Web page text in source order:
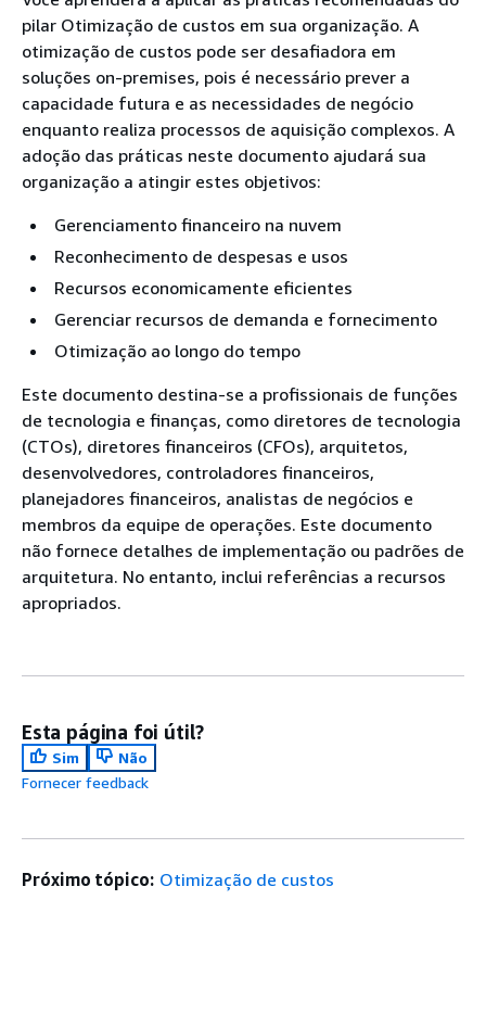
pilar Otimização de custos em sua organização. A
otimização de custos pode ser desafiadora em
soluções on-premises, pois é necessário prever a
capacidade futura e as necessidades de negócio
enquanto realiza processos de aquisição complexos. A
adoção das práticas neste documento ajudará sua
organização a atingir estes objetivos:
Gerenciamento financeiro na nuvem
Reconhecimento de despesas e usos
Recursos economicamente eficientes
Gerenciar recursos de demanda e fornecimento
Otimização ao longo do tempo
Este documento destina-se a profissionais de funções
de tecnologia e finanças, como diretores de tecnologia
(CTOs), diretores financeiros (CFOs), arquitetos,
desenvolvedores, controladores financeiros,
planejadores financeiros, analistas de negócios e
membros da equipe de operações. Este documento
não fornece detalhes de implementação ou padrões de
arquitetura. No entanto, inclui referências a recursos
apropriados.
Esta página foi útil?
Sim
Não
Fornecer feedback
Próximo tópico: Otimização de custos